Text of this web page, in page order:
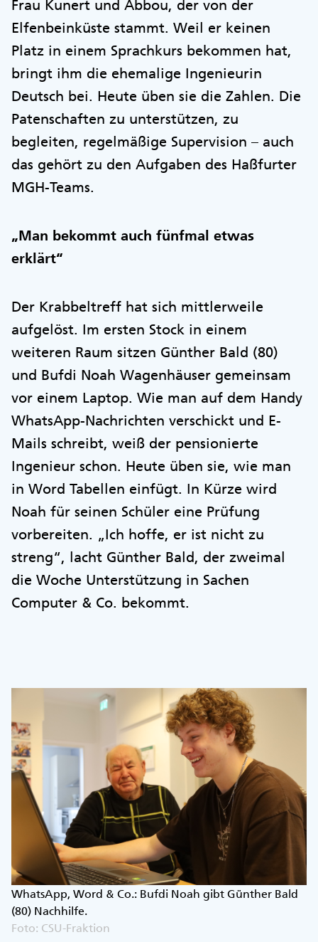
Frau Kunert und Abbou, der von der
Elfenbeinküste stammt. Weil er keinen
Platz in einem Sprachkurs bekommen hat,
bringt ihm die ehemalige Ingenieurin
Deutsch bei. Heute üben sie die Zahlen. Die
Patenschaften zu unterstützen, zu
begleiten, regelmäßige Supervision – auch
das gehört zu den Aufgaben des Haßfurter
MGH-Teams.
„Man bekommt auch fünfmal etwas
erklärt“
Der Krabbeltreff hat sich mittlerweile
aufgelöst. Im ersten Stock in einem
weiteren Raum sitzen Günther Bald (80)
und Bufdi Noah Wagenhäuser gemeinsam
vor einem Laptop. Wie man auf dem Handy
WhatsApp-Nachrichten verschickt und E-
Mails schreibt, weiß der pensionierte
Ingenieur schon. Heute üben sie, wie man
in Word Tabellen einfügt. In Kürze wird
Noah für seinen Schüler eine Prüfung
vorbereiten. „Ich hoffe, er ist nicht zu
streng“, lacht Günther Bald, der zweimal
die Woche Unterstützung in Sachen
Computer & Co. bekommt.
WhatsApp, Word & Co.: Bufdi Noah gibt Günther Bald
(80) Nachhilfe.
Foto: CSU-Fraktion